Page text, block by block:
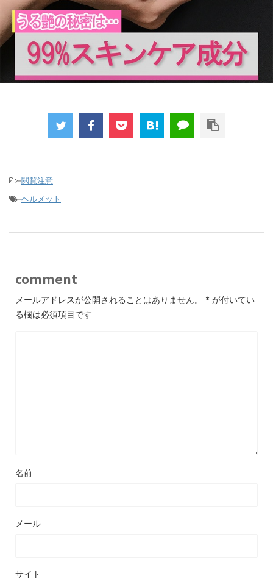
-閲覧注意
-ヘルメット
comment
メールアドレスが公開されることはありません。 * が付いてい
る欄は必須項目です
名前
メール
サイト